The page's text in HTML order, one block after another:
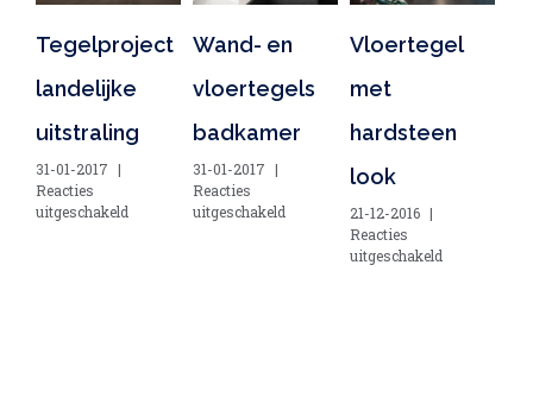
Tegelproject
landelijke
uitstraling
31-01-2017 |
Reacties
uitgeschakeldvoor
Wand- en
vloertegels
badkamer
31-01-2017 |
Reacties
uitgeschakeldvoor
Vloertegel
met
hardsteen
look
21-12-2016 |
Reacties
uitgeschakeldvoor